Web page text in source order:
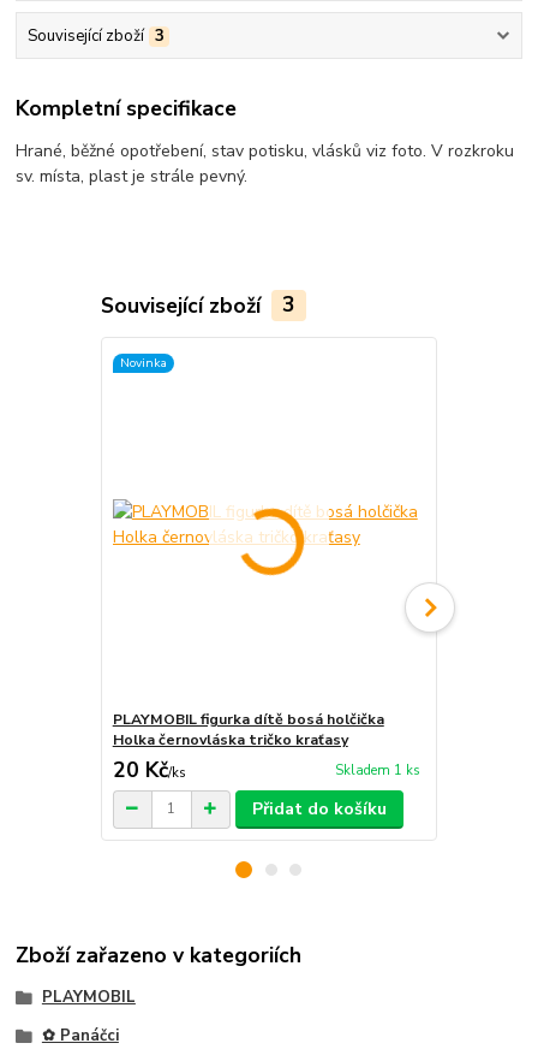
Související zboží 3
Kompletní specifikace
Hrané, běžné opotřebení, stav potisku, vlásků viz foto. V rozkroku
sv. místa, plast je strále pevný.
Související zboží 3
Novinka
PLAYMOBIL figurka dítě bosá holčička
Holka černovláska tričko kraťasy
20 Kč/ks Skladem 1 ks
Přidat do košíku
Zboží zařazeno v kategoriích
PLAYMOBIL
✿ Panáčci